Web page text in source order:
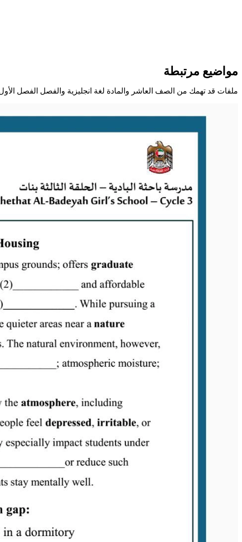
مواضيع مرتبطة
ملفات قد تهمك من الصف العاشر والمادة لغة انجليزية والفصل الفصل